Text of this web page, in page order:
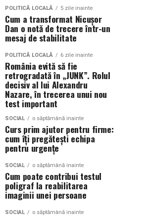
POLITICĂ LOCALĂ 5 zile inainte
Cum a transformat Nicușor
Dan o notă de trecere într-un
mesaj de stabilitate
POLITICĂ LOCALĂ 6 zile inainte
România evită să fie
retrogradată în „JUNK”. Rolul
decisiv al lui Alexandru
Nazare, în trecerea unui nou
test important
SOCIAL o săptămână inainte
Curs prim ajutor pentru firme:
cum îți pregătești echipa
pentru urgențe
SOCIAL o săptămână inainte
Cum poate contribui testul
poligraf la reabilitarea
imaginii unei persoane
SOCIAL o săptămână inainte